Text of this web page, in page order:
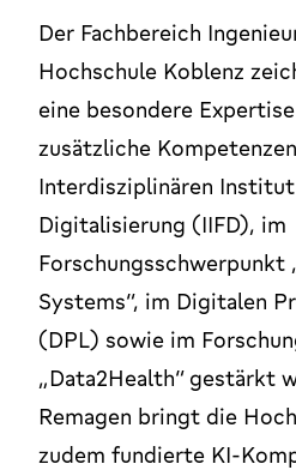
Der Fachbereich
Hochschule Koblenz
eine besondere
zusätzliche
Interdisziplinären
Digitalisierung (IIFD), im
Forschungsschwerpunkt
Systems“, im Digitalen
(DPL) sowie im
„Data2Health“ gestärkt
Remagen bringt die
zudem fundierte KI-